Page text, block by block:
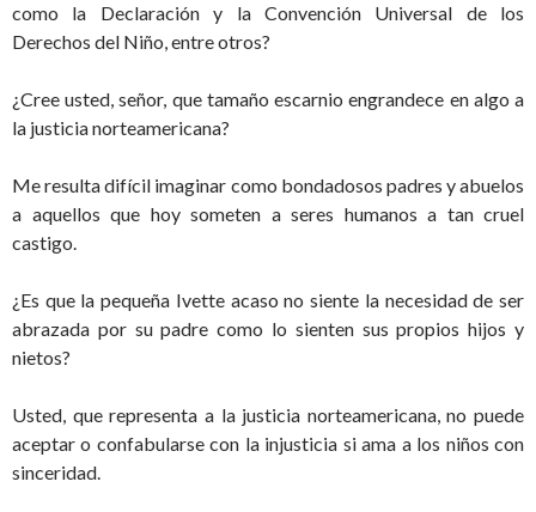
como la Declaración y la Convención Universal de los
Derechos del Niño, entre otros?
¿Cree usted, señor, que tamaño escarnio engrandece en algo a
la justicia norteamericana?
Me resulta difícil imaginar como bondadosos padres y abuelos
a aquellos que hoy someten a seres humanos a tan cruel
castigo.
¿Es que la pequeña Ivette acaso no siente la necesidad de ser
abrazada por su padre como lo sienten sus propios hijos y
nietos?
Usted, que representa a la justicia norteamericana, no puede
aceptar o confabularse con la injusticia si ama a los niños con
sinceridad.